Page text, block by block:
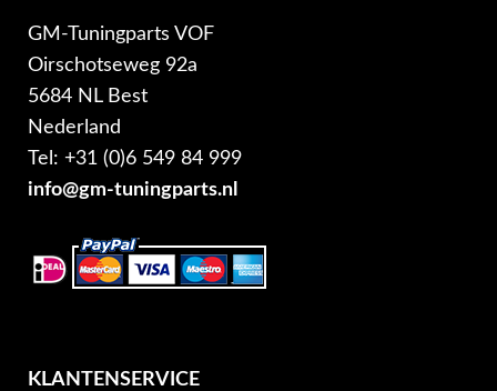
GM-Tuningparts VOF
Oirschotseweg 92a
5684 NL Best
Nederland
Tel: +31 (0)6 549 84 999
info@gm-tuningparts.nl
KLANTENSERVICE